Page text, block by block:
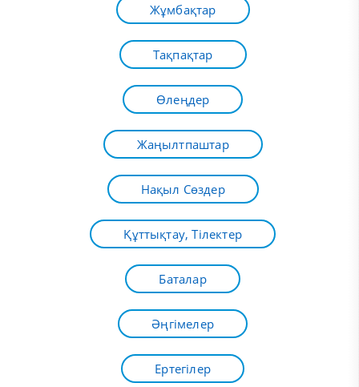
Жұмбақтар
Тақпақтар
Өлеңдер
Жаңылтпаштар
Нақыл Сөздер
Құттықтау, Тілектер
Баталар
Әңгімелер
Ертегілер